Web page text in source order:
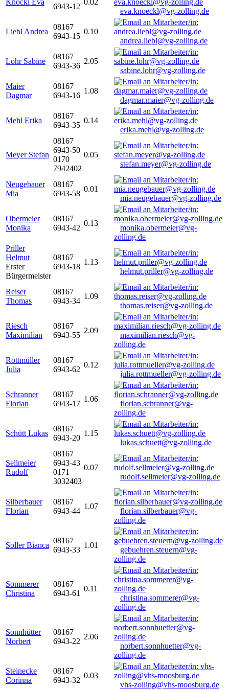
Knöckl Eva
6943-12
0.02
eva.knoeckl@vg-zolling.de
Liebl Andrea
08167
6943-15
0.10
andrea.liebl@vg-zolling.de
Lohr Sabine
08167
6943-36
2.05
sabine.lohr@vg-zolling.de
Maier
Dagmar
08167
6943-16
1.08
dagmar.maier@vg-zolling.de
Mehl Erika
08167
6943-35
0.14
erika.mehl@vg-zolling.de
Meyer Stefan
08167
6943-50
0170
7942402
0.05
stefan.meyer@vg-zolling.de
Neugebauer
Mia
08167
6943-58
0.01
mia.neugebauer@vg-zolling.de
Obermeier
Monika
08167
6943-42
0.13
monika.obermeier@vg-
zolling.de
Priller
Helmut
Erster
Bürgermeister
08167
6943-18
1.13
helmut.priller@vg-zolling.de
Reiser
Thomas
08167
6943-34
1.09
thomas.reiser@vg-zolling.de
Riesch
Maximilian
08167
6943-55
2.09
maximilian.riesch@vg-
zolling.de
Rottmüller
Julia
08167
6943-62
0.12
julia.rottmueller@vg-zolling.de
Schranner
Florian
08167
6943-17
1.06
florian.schranner@vg-
zolling.de
Schütt Lukas
08167
6943-20
1.15
lukas.schuett@vg-zolling.de
Sellmeier
Rudolf
08167
6943-43
0171
3032403
0.07
rudolf.sellmeier@vg-zolling.de
Silberbauer
Florian
08167
6943-44
1.07
florian.silberbauer@vg-
zolling.de
Soller Bianca
08167
6943-33
1.01
gebuehren.steuern@vg-
zolling.de
Sommerer
Christina
08167
6943-61
0.11
christina.sommerer@vg-
zolling.de
Sonnhütter
Norbert
08167
6943-22
2.06
norbert.sonnhuetter@vg-
zolling.de
Steinecke
Corinna
08167
6943-32
0.03
vhs-zolling@vhs-moosburg.de